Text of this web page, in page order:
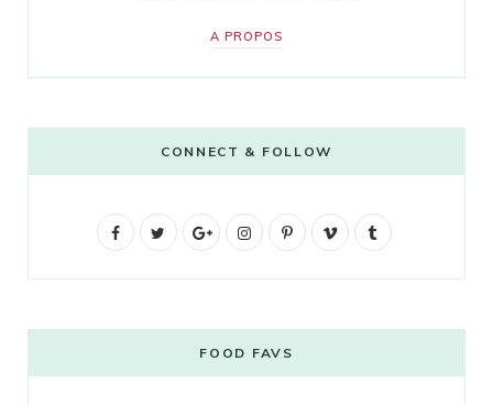
A PROPOS
CONNECT & FOLLOW
F
b
t
G
g
l
I
t
a
P
e
V
o
l
FOOD FAVS